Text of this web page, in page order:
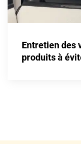
Entretien des
produits à